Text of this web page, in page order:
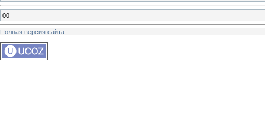
00
Полная версия сайта